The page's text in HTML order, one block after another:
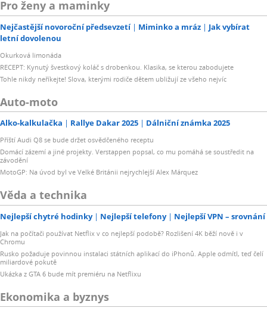
Pro ženy a maminky
Nejčastější novoroční předsevzetí Miminko a mráz
Jak vybírat
letní dovolenou
Okurková limonáda
RECEPT: Kynutý švestkový koláč s drobenkou. Klasika, se kterou zabodujete
Tohle nikdy neříkejte! Slova, kterými rodiče dětem ubližují ze všeho nejvíc
Auto-moto
Alko-kalkulačka Rallye Dakar 2025 Dálniční známka 2025
Příští Audi Q8 se bude držet osvědčeného receptu
Domácí zázemí a jiné projekty. Verstappen popsal, co mu pomáhá se soustředit na
závodění
MotoGP: Na úvod byl ve Velké Británii nejrychlejší Alex Márquez
Věda a technika
Nejlepší chytré hodinky Nejlepší telefony Nejlepší VPN – srovnání
Jak na počítači používat Netflix v co nejlepší podobě? Rozlišení 4K běží nově i v
Chromu
Rusko požaduje povinnou instalaci státních aplikací do iPhonů. Apple odmítl, teď čelí
miliardové pokutě
Ukázka z GTA 6 bude mít premiéru na Netflixu
Ekonomika a byznys